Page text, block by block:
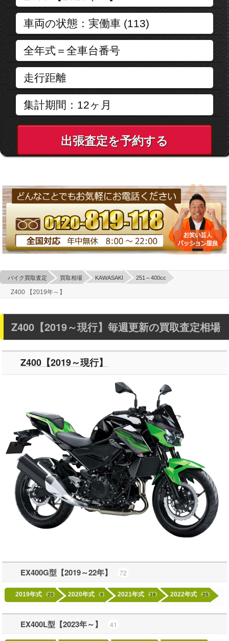
出張査定を予約する
バイク買取査定 買取相場 KAWASAKI 251～400cc
Z400 【2019年～】
Z400【2019～現行】毎週更新の買取査定相場
Z400【2019～現行】
EX400G型【2019～22年】 72
2019年式 20 2020年式 9 2021年式 18 2022年式 25
EX400L型【2023年～】 41